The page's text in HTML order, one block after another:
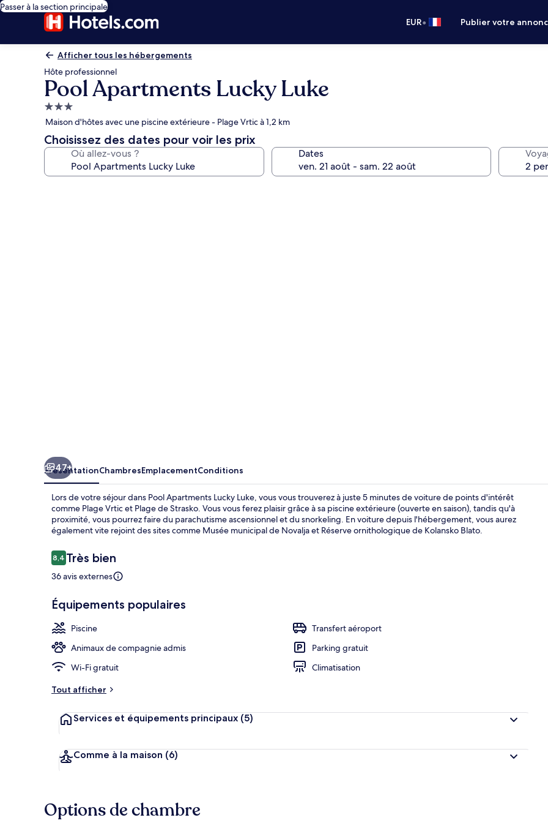
Passer à la section principale
EUR• Publier votre
Afficher tous les hébergements
Hôte professionnel
Pool Apartments Lucky Luke
Hébergement
3.0 étoiles
Maison d'hôtes avec une piscine extérieure - Plage Vrtic à 1,2 km
Choisissez des dates pour voir les prix
Où allez-vous ? Dates
47+
PrésentationChambresEmplacementConditions
Lors de votre séjour dans Pool Apartments Lucky Luke, vous vous trouverez à juste 5 minutes de voiture de points d'intérêt
comme Plage Vrtic et Plage de Strasko. Vous vous ferez plaisir grâce à sa piscine extérieure (ouverte en saison), tandis qu'à
proximité, vous pourrez faire du parachutisme ascensionnel et du snorkeling. En voiture depuis l'hébergement, vous aurez
également vite rejoint des sites comme Musée municipal de Novalja et Réserve ornithologique de Kolansko Blato.
Avis
voyageurs
8,48,4 sur 10
Très bien
36 avis externes
Équipements populaires
Piscine
Transfert aéroport
Animaux de compagnie admis
Parking gratuit
Wi-Fi gratuit
Climatisation
Tout afficher
Services et équipements principaux (5)
Comme à la maison (6)
Options de chambre